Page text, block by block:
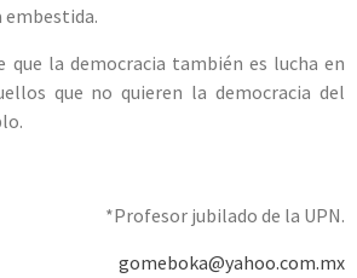
embestida.
que la democracia también es lucha en
que no quieren la democracia del
*Profesor jubilado de la UPN.
gomeboka@yahoo.com.mx